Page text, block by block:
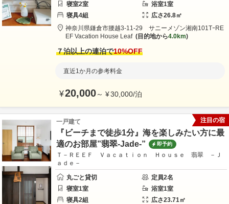
寝室2室 浴室1室
寝具4組 広さ26.8㎡
神奈川県鎌倉市腰越3-11-29 サニーメゾン湘南101TｰRE
EF Vacation House Leaf
目的地から4.0km
７泊以上の連泊で10%OFF
直近1か月の参考料金
¥20,000～ ¥30,000/泊
一戸建て
『ビーチまで徒歩1分』海を楽しみたい方に最
適のお部屋”翡翠-Jade-”
即予約
Ｔ－ＲＥＥＦ Ｖａｃａｔｉｏｎ Ｈｏｕｓｅ 翡翠 －Ｊ
ａｄｅ－
丸ごと貸切
定員2名
寝室1室 浴室1室
寝具2組 広さ23.71㎡
注目の宿